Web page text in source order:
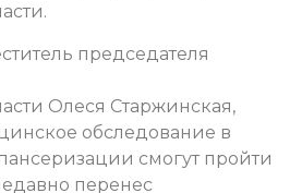
председателя
Олеся Старжинская,
обследование в
смогут пройти
перенес